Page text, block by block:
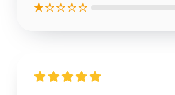
★☆☆☆☆